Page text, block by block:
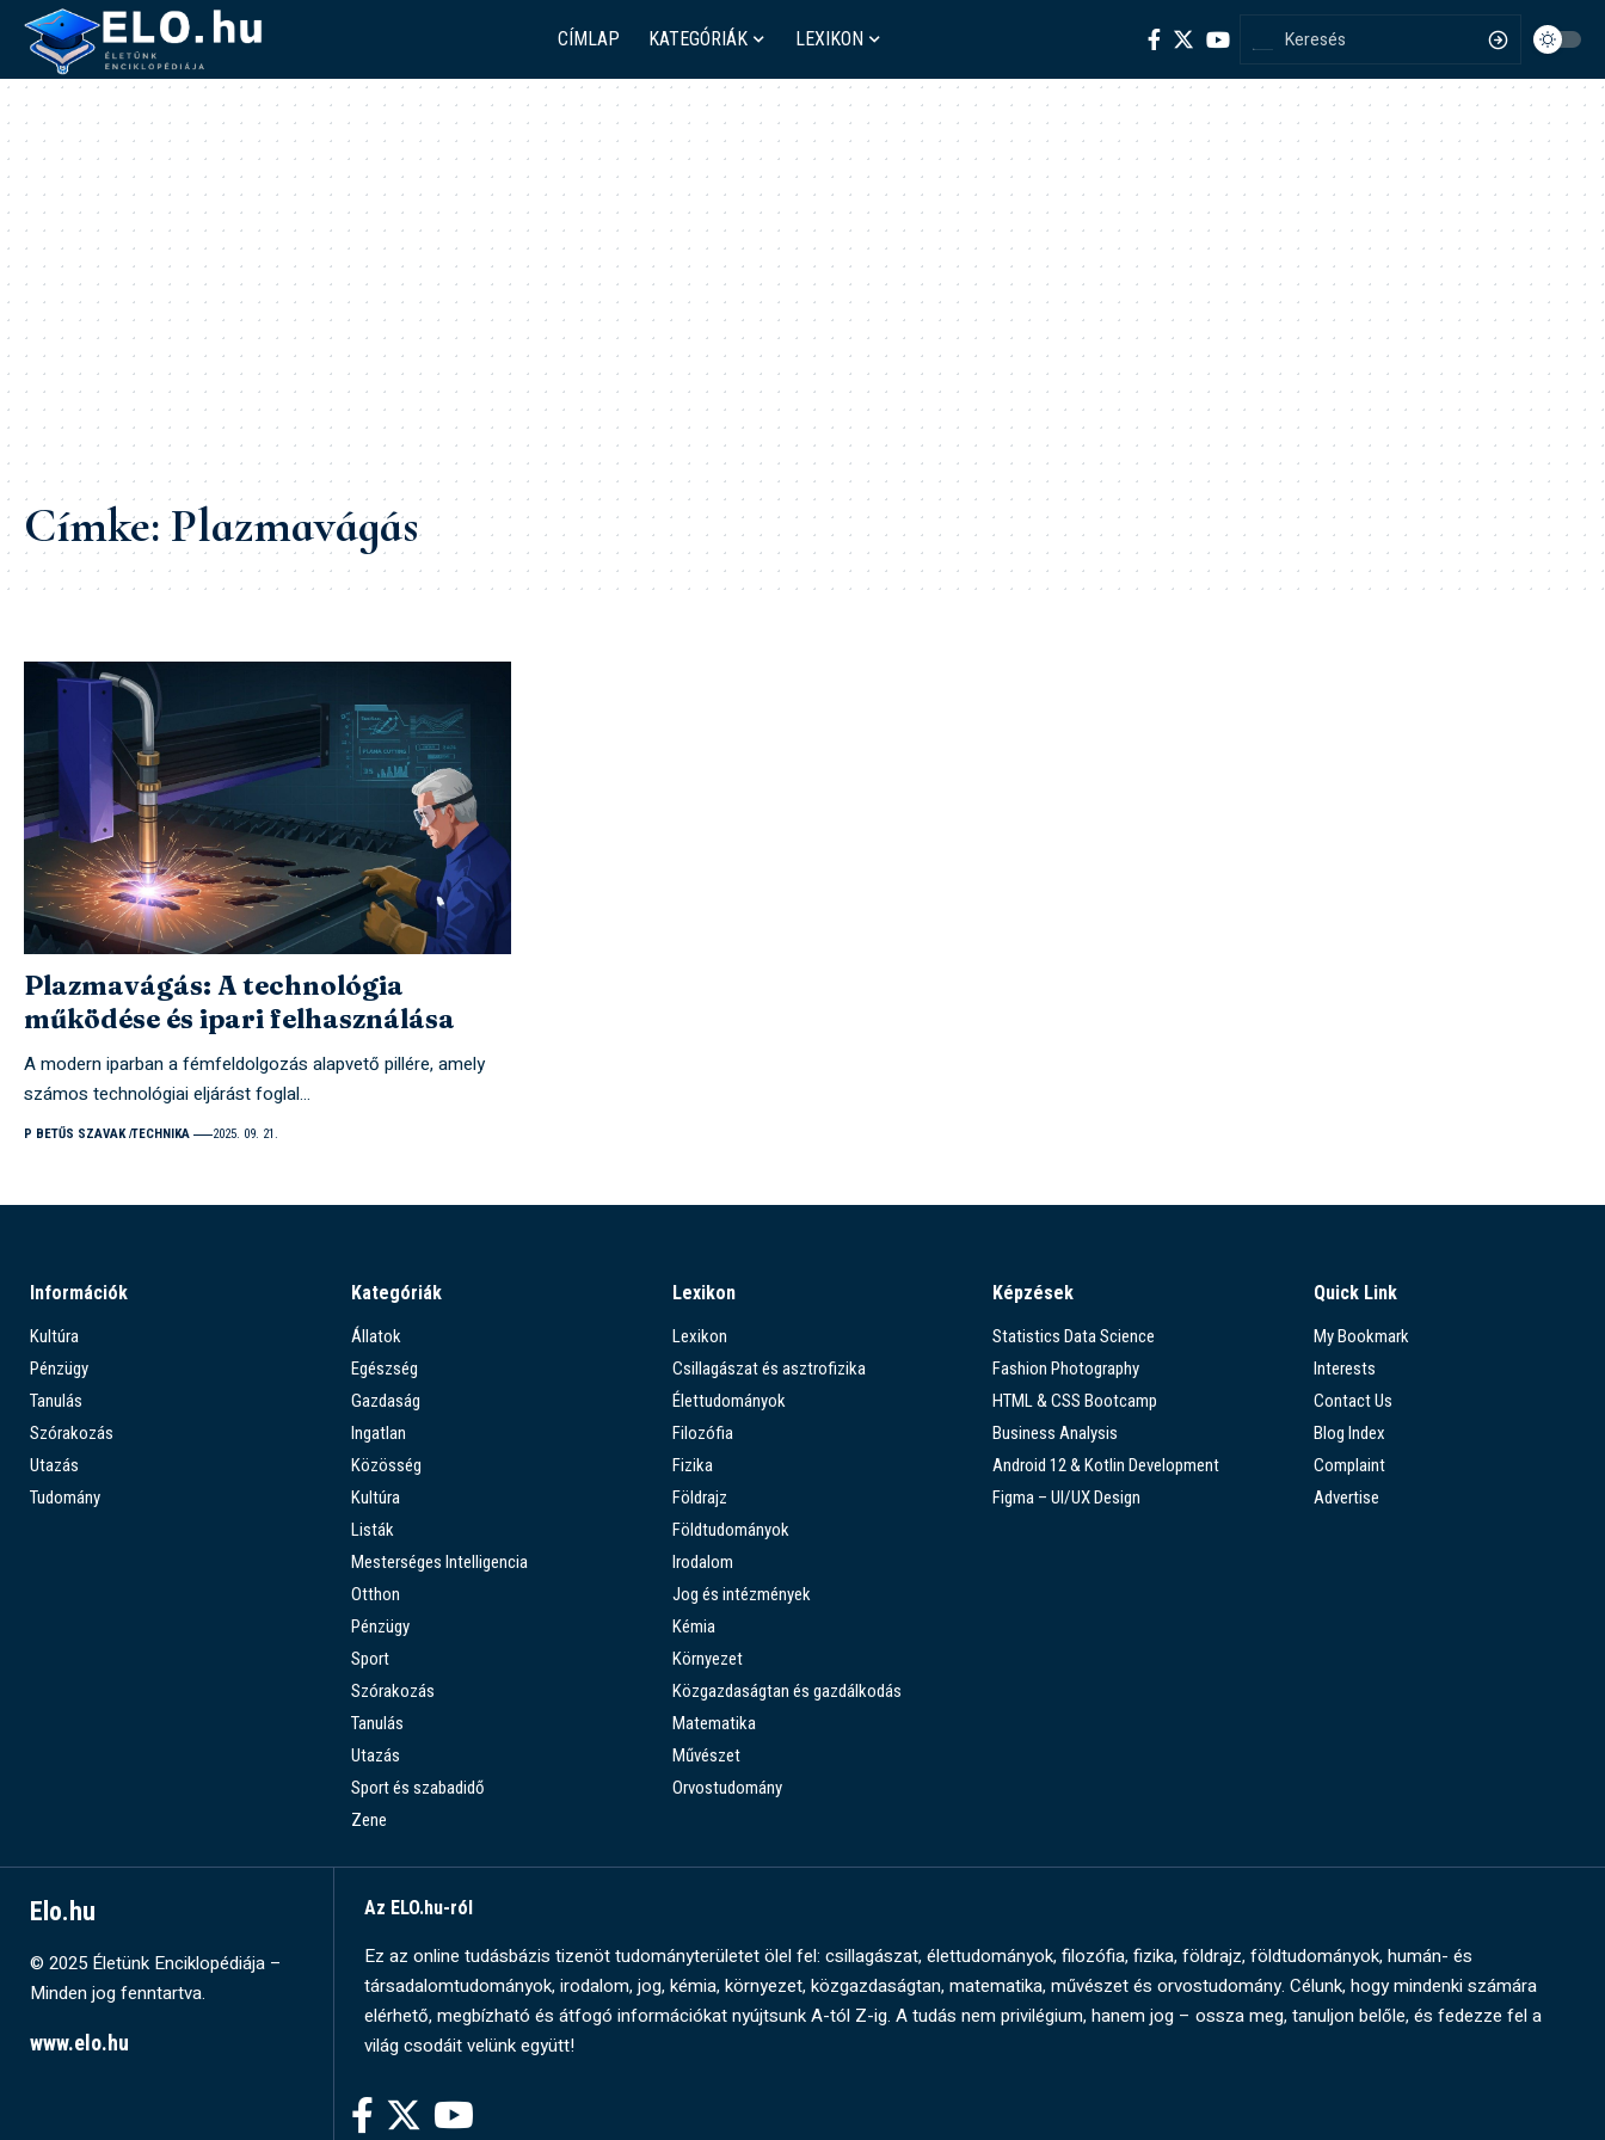
CÍMLAP KATEGÓRIÁK LEXIKON
Címke:Plazmavágás
Plazmavágás: A technológia
működése és ipari felhasználása
A modern iparban a fémfeldolgozás alapvető pillére, amely
számos technológiai eljárást foglal…
P BETŰS SZAVAK TECHNIKA 2025. 09. 21.
Információk
Kultúra
Pénzügy
Tanulás
Szórakozás
Utazás
Tudomány
Kategóriák
Állatok
Egészség
Gazdaság
Ingatlan
Közösség
Kultúra
Listák
Mesterséges Intelligencia
Otthon
Pénzügy
Sport
Szórakozás
Tanulás
Utazás
Sport és szabadidő
Zene
Lexikon
Lexikon
Csillagászat és asztrofizika
Élettudományok
Filozófia
Fizika
Földrajz
Földtudományok
Irodalom
Jog és intézmények
Kémia
Környezet
Közgazdaságtan és gazdálkodás
Matematika
Művészet
Orvostudomány
Képzések
Statistics Data Science
Fashion Photography
HTML & CSS Bootcamp
Business Analysis
Android 12 & Kotlin Development
Figma – UI/UX Design
Quick Link
My Bookmark
Interests
Contact Us
Blog Index
Complaint
Advertise
Elo.hu
© 2025 Életünk Enciklopédiája –
Minden jog fenntartva.
www.elo.hu
Az ELO.hu-ról
Ez az online tudásbázis tizenöt tudományterületet ölel fel: csillagászat, élettudományok, filozófia, fizika, földrajz, földtudományok, humán- és
társadalomtudományok, irodalom, jog, kémia, környezet, közgazdaságtan, matematika, művészet és orvostudomány. Célunk, hogy mindenki számára
elérhető, megbízható és átfogó információkat nyújtsunk A-tól Z-ig. A tudás nem privilégium, hanem jog – ossza meg, tanuljon belőle, és fedezze fel a
világ csodáit velünk együtt!